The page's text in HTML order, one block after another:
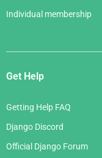
Individual membership
Get Help
Getting Help FAQ
Django Discord
Official Django Forum